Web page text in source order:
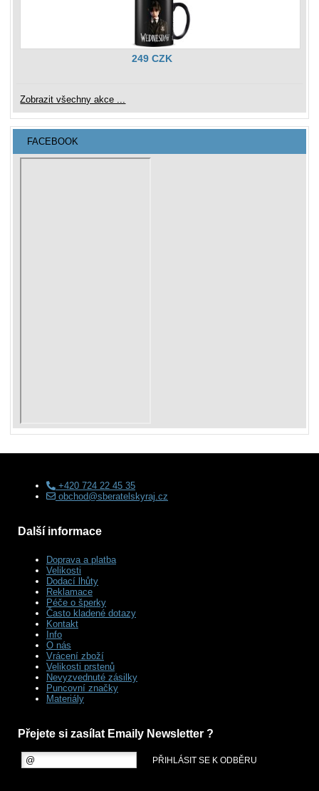
249 CZK
Zobrazit všechny akce ...
FACEBOOK
+420 724 22 45 35
obchod@sberatelskyraj.cz
Další informace
Doprava a platba
Velikosti
Dodací lhůty
Reklamace
Péče o šperky
Často kladené dotazy
Kontakt
Info
O nás
Vrácení zboží
Velikosti prstenů
Nevyzvednuté zásilky
Puncovní značky
Materiály
Přejete si zasílat Emaily Newsletter ?